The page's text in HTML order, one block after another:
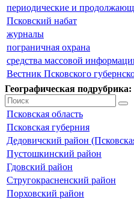
периодические и
Псковский набат
журналы
пограничная охрана
средства массовой
Вестник Псковского
Географическая подрубрика:
Псковская область
Псковская губерния
Дедовичский район
Пустошкинский район
Гдовский район
Стругокрасненский район
Порховский район